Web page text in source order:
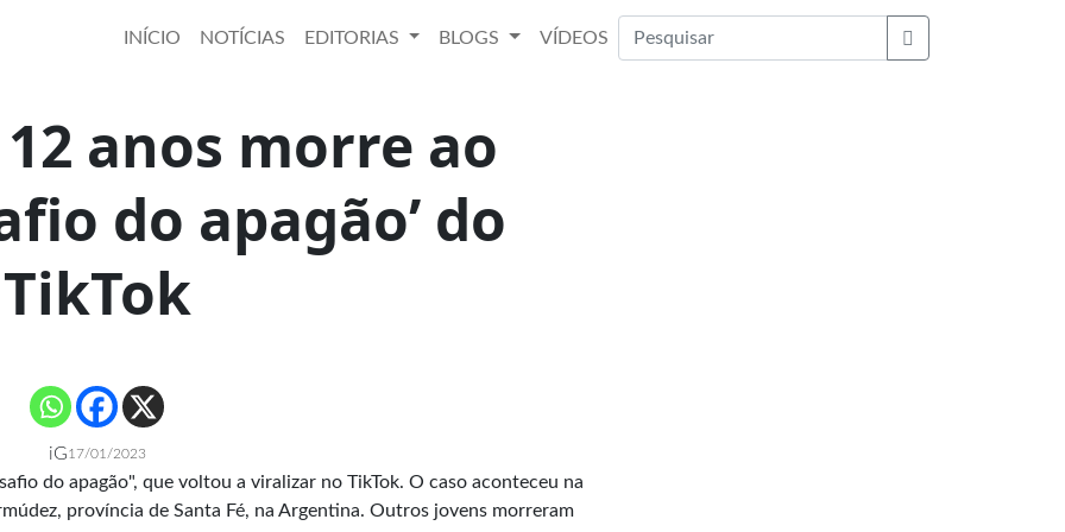
INÍCIO NOTÍCIAS EDITORIAS BLOGS
VÍDEOS
Buscar
anos morre ao
do apagão’ do
TikTok
iG17/01/2023
do apagão", que voltou a viralizar no TikTok. O caso aconteceu na
província de Santa Fé, na Argentina. Outros jovens morreram